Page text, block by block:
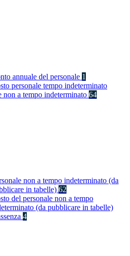
annuale del personale 1
personale tempo indeterminato
non a tempo indeterminato 64
non a tempo indeterminato (da
in tabelle) 62
del personale non a tempo
(da pubblicare in tabelle)
4